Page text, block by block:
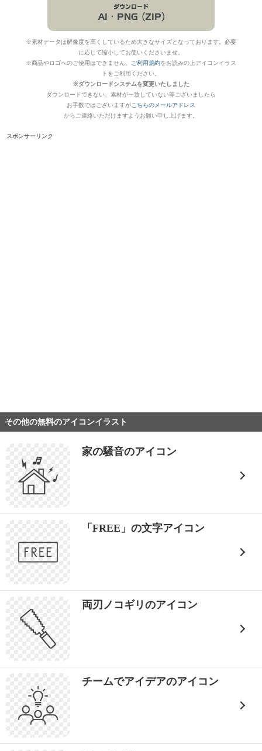
※素材データは解像度を高くしているため大きなサイズとなっております。必要
に応じて縮小してお使いくださいませ。
※商品やロゴへのご使用はできません。
ご利用規約をお読みの上アイコンイラス
トをご利用ください。
※ダウンロードシステムを変更いたしました
ダウンロードできない、素材が一致していない等ございましたら
お手数ではございますがこちらのメールアドレス
からご連絡いただけますようお願い申し上げます。
スポンサーリンク
その他の無料のアイコンイラスト
家の騒音のアイコン
「FREE」の文字アイコン
両刃ノコギリのアイコン
チームでアイデアのアイコン